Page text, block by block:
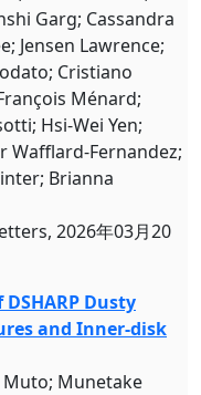
Garg; Cassandra
Jensen Lawrence;
Cristiano
Ménard;
Hsi-Wei Yen;
Wafflard-Fernandez;
Brianna
2026年03月20
Dusty
and Inner-disk
Muto; Munetake